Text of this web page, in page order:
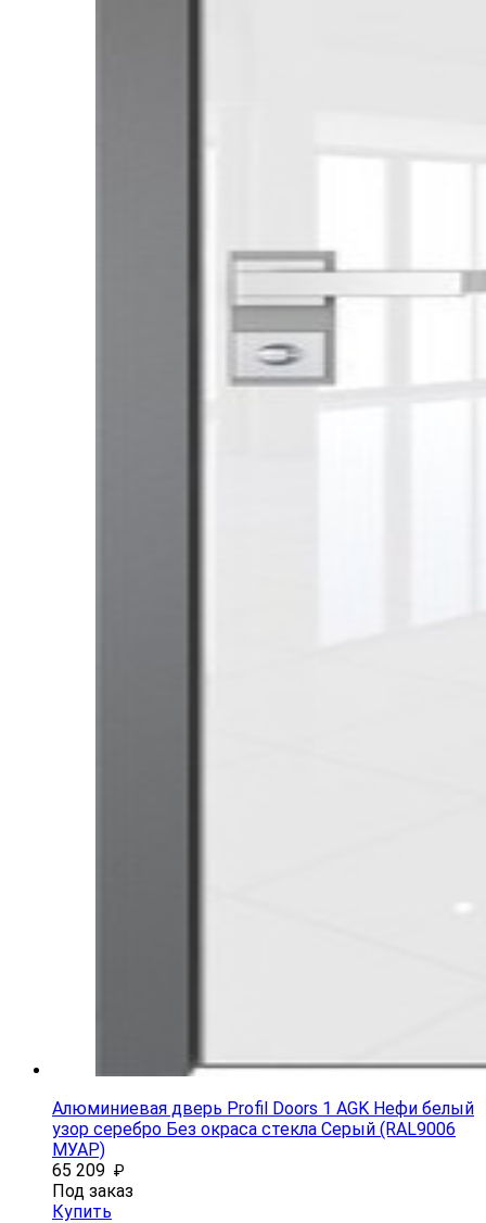
Алюминиевая дверь Profil Doors 1 AGK Нефи белый
узор серебро Без окраса стекла Серый (RAL9006
МУАР)
65 209 ₽
Под заказ
Купить